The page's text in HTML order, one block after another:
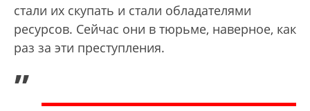
стали их скупать и стали обладателями
ресурсов. Сейчас они в тюрьме, наверное, как
раз за эти преступления.
„